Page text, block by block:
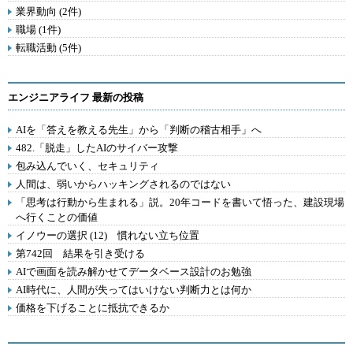
業界動向 (2件)
職場 (1件)
転職活動 (5件)
エンジニアライフ 最新の投稿
AIを「答えを教える先生」から「判断の稽古相手」へ
482.「脱走」したAIのサイバー攻撃
包み込んでいく、セキュリティ
人間は、弱いからハッキングされるのではない
「思考は行動から生まれる」説。20年コードを書いて悟った、建設現場
へ行くことの価値
イノウーの選択 (12) 慣れない立ち位置
第742回 結果を引き受ける
AIで画面を読み解かせてデータベース設計のお勉強
AI時代に、人間が失ってはいけない判断力とは何か
価格を下げることに抵抗できるか